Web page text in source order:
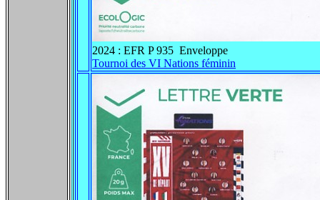
2024 : EFR P 935 Enveloppe
Tournoi des VI Nations féminin